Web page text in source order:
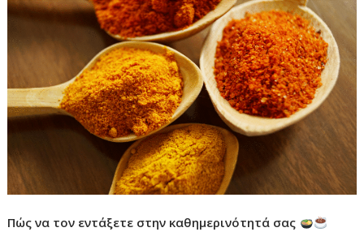
Πώς να τον εντάξετε στην καθημερινότητά σας